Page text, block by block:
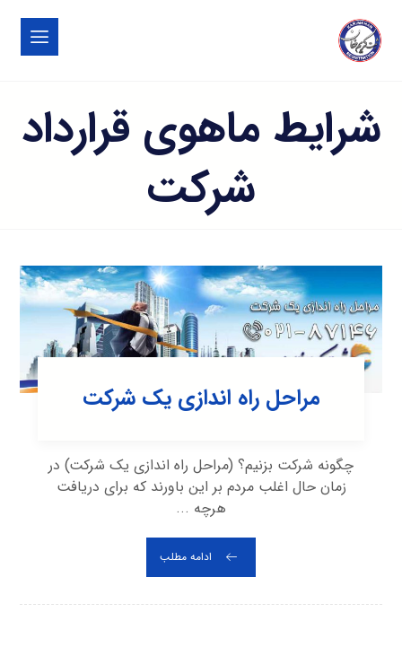
شرایط ماهوی قرارداد
شرکت
مراحل راه اندازی یک شرکت
چگونه شرکت بزنیم؟ (مراحل راه اندازی یک شرکت) در
زمان حال اغلب مردم بر این باورند که برای دریافت
هرچه ...
ادامه مطلب